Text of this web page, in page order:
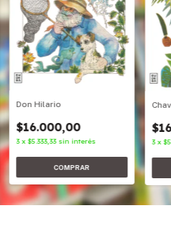
Don Hilario
$16.000,00
3 x$5.333,33 sin interés 3 x